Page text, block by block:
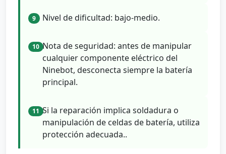
9 Nivel de dificultad: bajo-medio.
10 Nota de seguridad: antes de manipular
cualquier componente eléctrico del
Ninebot, desconecta siempre la batería
principal.
11 Si la reparación implica soldadura o
manipulación de celdas de batería, utiliza
protección adecuada..